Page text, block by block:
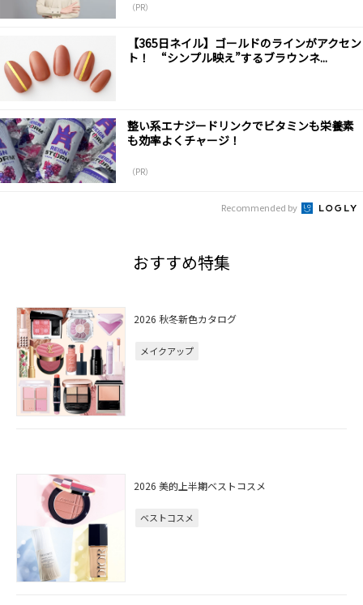
（PR）
【365日ネイル】ゴールドのラインがアクセン
ト！ “シンプル映え”するブラウンネ...
整い系エナジードリンクでビタミンも栄養素
も効率よくチャージ！
（PR）
Recommended by
おすすめ特集
2026 秋冬新色カタログ
メイクアップ
2026 美的上半期ベストコスメ
ベストコスメ